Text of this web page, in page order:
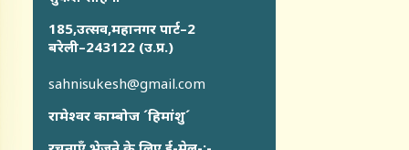
185,उत्सव,महानगर पार्ट–2
बरेली–243122 (उ.प्र.)
sahnisukesh@gmail.com
रामेश्वर काम्बोज ´हिमांशु´